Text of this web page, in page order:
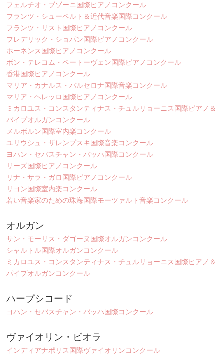
フェルチオ・ブゾーニ国際ピアノコンクール
フランツ・シューベルト＆近代音楽国際コンクール
フランツ・リスト国際ピアノコンクール
フレデリック・ショパン国際ピアノコンクール
ホーネンス国際ピアノコンクール
ボン・テレコム・ベートーヴェン国際ピアノコンクール
香港国際ピアノコンクール
マリア・カナルス・バルセロナ国際音楽コンクール
マリア・ヘレッロ国際ピアノコンクール
ミカロユス・コンスタンティナス・チュルリョーニス国際ピアノ＆
パイプオルガンコンクール
メルボルン国際室内楽コンクール
ユリウシュ・ザレンプスキ国際音楽コンクール
ヨハン・セバスチャン・バッハ国際コンクール
リーズ国際ピアノコンクール
リナ・サラ・ガロ国際ピアノコンクール
リヨン国際室内楽コンクール
若い音楽家のための珠海国際モーツァルト音楽コンクール
オルガン
サン・モーリス・ダゴーヌ国際オルガンコンクール
シャルトル国際オルガンコンクール
ミカロユス・コンスタンティナス・チュルリョーニス国際ピアノ＆
パイプオルガンコンクール
ハープシコード
ヨハン・セバスチャン・バッハ国際コンクール
ヴァイオリン・ビオラ
インディアナポリス国際ヴァイオリンコンクール